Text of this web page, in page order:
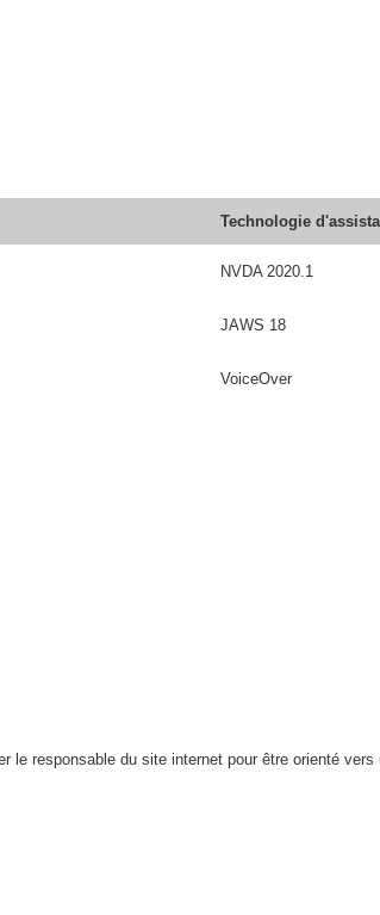
Technologie
NVDA 2020.1
JAWS 18
VoiceOver
responsable du site internet pour être orienté